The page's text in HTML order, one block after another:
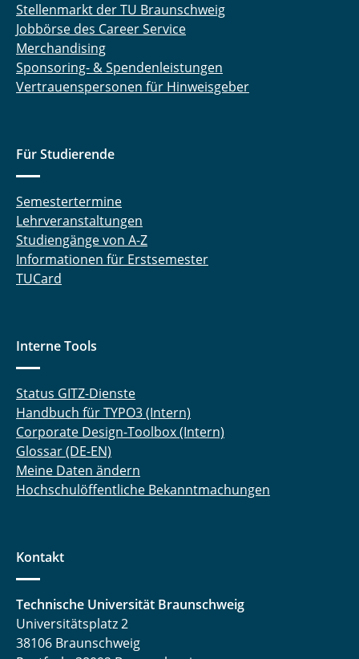
Stellenmarkt der TU Braunschweig
Jobbörse des Career Service
Merchandising
Sponsoring- & Spendenleistungen
Vertrauenspersonen für Hinweisgeber
Für Studierende
Semestertermine
Lehrveranstaltungen
Studiengänge von A-Z
Informationen für Erstsemester
TUCard
Interne Tools
Status GITZ-Dienste
Handbuch für TYPO3 (Intern)
Corporate Design-Toolbox (Intern)
Glossar (DE-EN)
Meine Daten ändern
Hochschulöffentliche Bekanntmachungen
Kontakt
Technische Universität Braunschweig
Universitätsplatz 2
38106 Braunschweig